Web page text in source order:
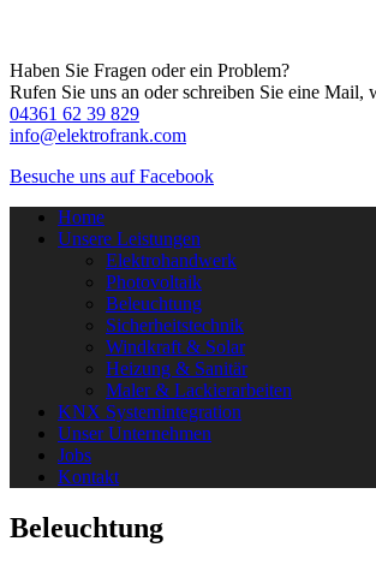
Haben Sie Fragen oder ein Problem?
Rufen Sie uns an oder schreiben Sie eine Mail,
04361 62 39 829
info@elektrofrank.com
Besuche uns auf Facebook
Home
Unsere Leistungen
Elektrohandwerk
Photovoltaik
Beleuchtung
Sicherheitstechnik
Windkraft & Solar
Heizung & Sanitär
Maler & Lackierarbeiten
KNX Systemintegration
Unser Unternehmen
Jobs
Kontakt
Beleuchtung